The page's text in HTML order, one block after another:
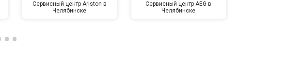
Сервисный центр Ariston в
Челябинске
Сервисный центр AEG в
Челябинске